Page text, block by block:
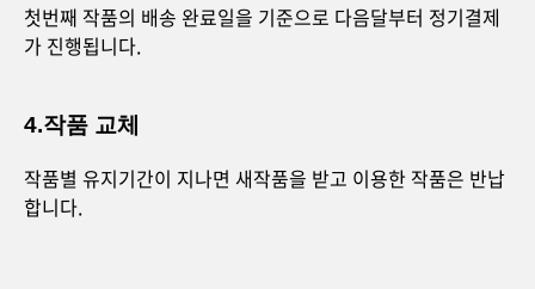
첫번째 작품의 배송 완료일을 기준으로 다음달부터 정기결제
가 진행됩니다.
4.작품 교체
작품별 유지기간이 지나면 새작품을 받고 이용한 작품은 반납
합니다.